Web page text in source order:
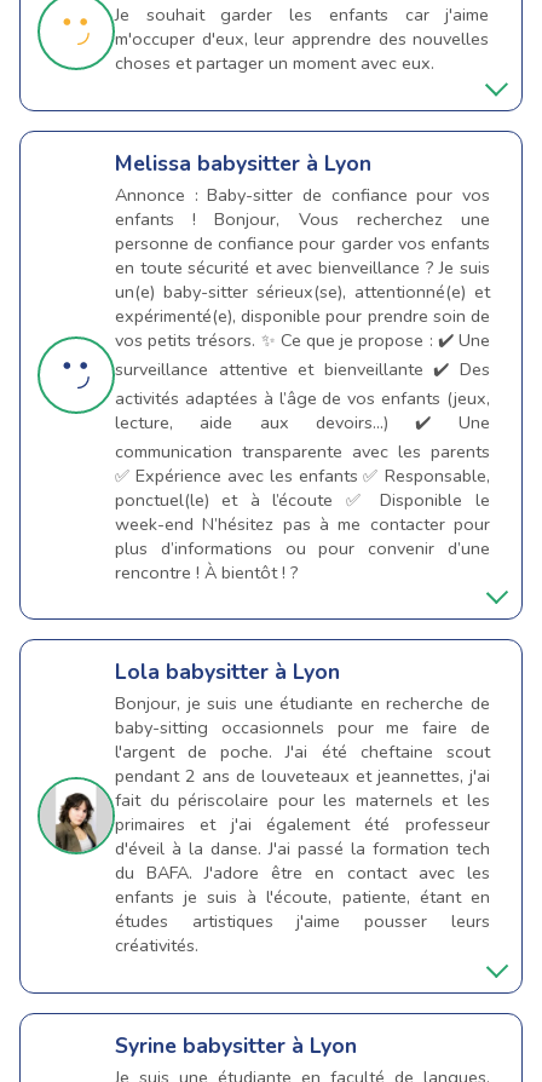
Je souhait garder les enfants car j'aime
m'occuper d'eux, leur apprendre des nouvelles
choses et partager un moment avec eux.
Melissa babysitter à Lyon
Annonce : Baby-sitter de confiance pour vos
enfants ! Bonjour, Vous recherchez une
personne de confiance pour garder vos enfants
en toute sécurité et avec bienveillance ? Je suis
un(e) baby-sitter sérieux(se), attentionné(e) et
expérimenté(e), disponible pour prendre soin de
vos petits trésors. ✨ Ce que je propose : ✔️ Une
surveillance attentive et bienveillante ✔️ Des
activités adaptées à l’âge de vos enfants (jeux,
lecture, aide aux devoirs…) ✔️ Une
communication transparente avec les parents
✅ Expérience avec les enfants ✅ Responsable,
ponctuel(le) et à l’écoute ✅ Disponible le
week-end N’hésitez pas à me contacter pour
plus d’informations ou pour convenir d’une
rencontre ! À bientôt ! ?
Lola babysitter à Lyon
Bonjour, je suis une étudiante en recherche de
baby-sitting occasionnels pour me faire de
l'argent de poche. J'ai été cheftaine scout
pendant 2 ans de louveteaux et jeannettes, j'ai
fait du périscolaire pour les maternels et les
primaires et j'ai également été professeur
d'éveil à la danse. J'ai passé la formation tech
du BAFA. J'adore être en contact avec les
enfants je suis à l'écoute, patiente, étant en
études artistiques j'aime pousser leurs
créativités.
Syrine babysitter à Lyon
Je suis une étudiante en faculté de langues.